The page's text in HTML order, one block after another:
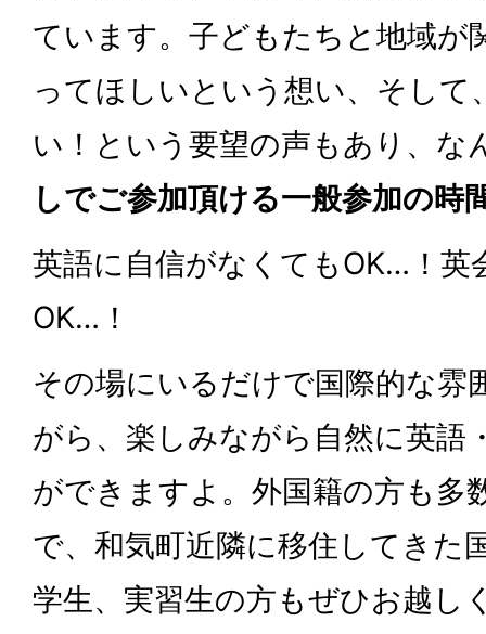
ています。子どもたちと地域が
ってほしいという想い、そして
い！という要望の声もあり、な
しでご参加頂ける一般参加の時
英語に自信がなくてもOK…！英
OK…！
その場にいるだけで国際的な雰
がら、楽しみながら自然に英語
ができますよ。外国籍の方も多
で、和気町近隣に移住してきた
学生、実習生の方もぜひお越し